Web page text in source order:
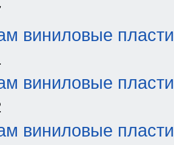
виниловые
виниловые
виниловые